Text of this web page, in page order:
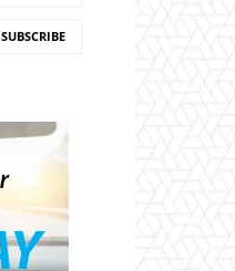
SUBSCRIBE